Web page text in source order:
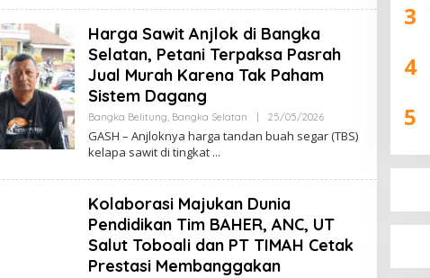
Harga Sawit Anjlok di Bangka
Selatan, Petani Terpaksa Pasrah
Jual Murah Karena Tak Paham
Sistem Dagang
Bangka Belitung, Bangka Selatan 25/05/2026Oleh
GASH – Anjloknya harga tandan buah segar (TBS)
kelapa sawit di tingkat
Kolaborasi Majukan Dunia
Pendidikan Tim BAHER, ANC, UT
Salut Toboali dan PT TIMAH Cetak
Prestasi Membanggakan
3
4
5